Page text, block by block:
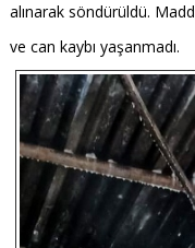
alınarak söndürüldü.
ve can kaybı yaşanmadı.